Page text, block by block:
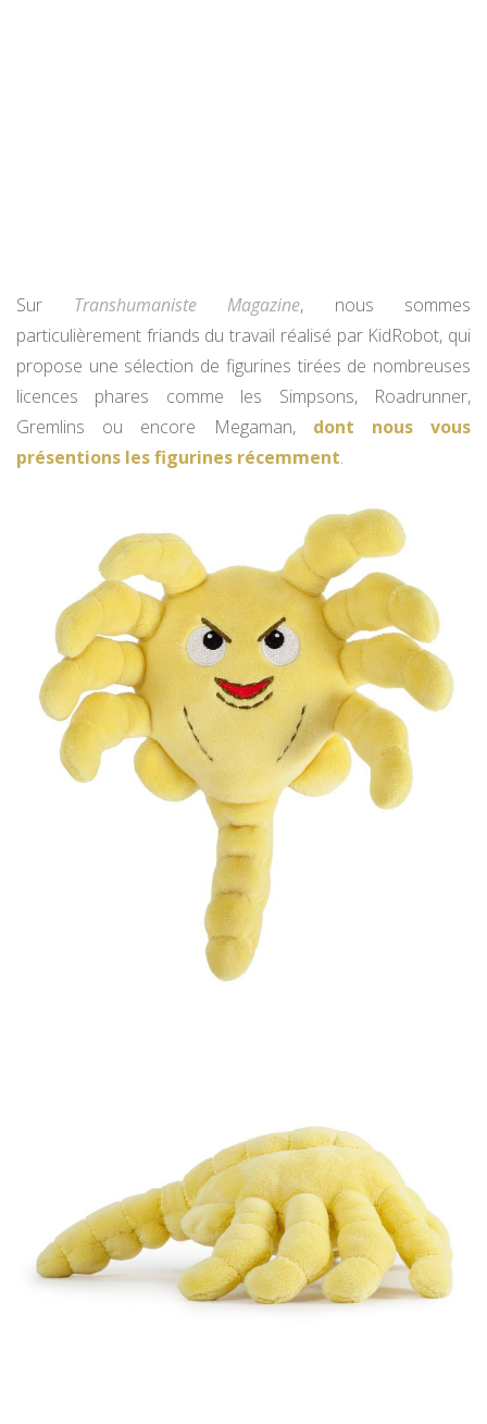
Sur Transhumaniste Magazine, nous sommes
particulièrement friands du travail réalisé par KidRobot, qui
propose une sélection de figurines tirées de nombreuses
licences phares comme les Simpsons, Roadrunner,
Gremlins ou encore Megaman, dont nous vous
présentions les figurines récemment.